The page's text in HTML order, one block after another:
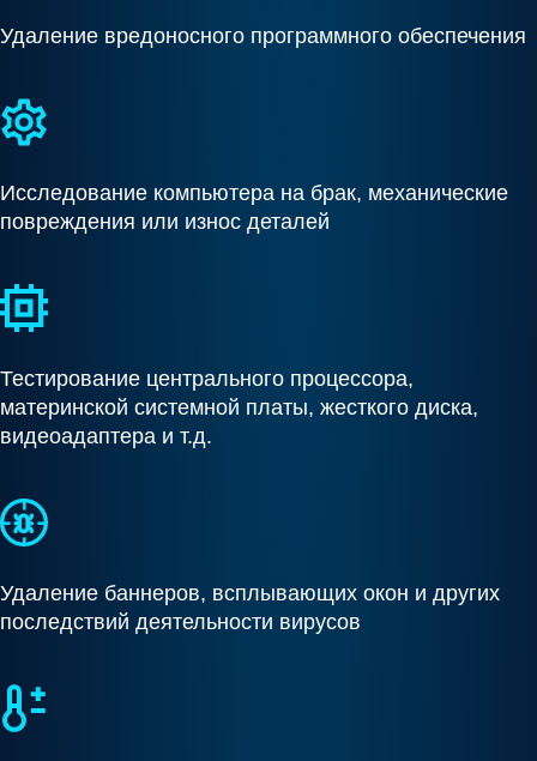
Удаление вредоносного программного обеспечения
Исследование компьютера на брак, механические
повреждения или износ деталей
Тестирование центрального процессора,
материнской системной платы, жесткого диска,
видеоадаптера и т.д.
Удаление баннеров, всплывающих окон и других
последствий деятельности вирусов